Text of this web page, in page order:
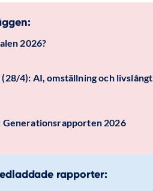
2026?
4): AI, omställning och livslångt
Generationsrapporten 2026
rapporter: